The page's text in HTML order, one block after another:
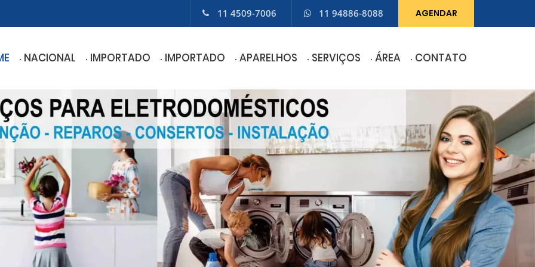
11 4509-7006 11 94886-8088 AGENDAR
NACIONAL IMPORTADO IMPORTADO APARELHOS SERVIÇOS ÁREA CONTATO